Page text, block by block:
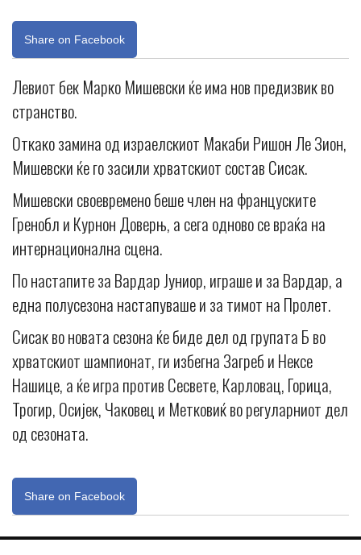
Share on Facebook
Левиот бек Марко Мишевски ќе има нов предизвик во
странство.
Откако замина од израелскиот Макаби Ришон Ле Зион,
Мишевски ќе го засили хрватскиот состав Сисак.
Мишевски своевремено беше член на француските
Гренобл и Курнон Доверњ, а сега одново се враќа на
интернационална сцена.
По настапите за Вардар Јуниор, играше и за Вардар, а
една полусезона настапуваше и за тимот на Пролет.
Сисак во новата сезона ќе биде дел од групата Б во
хрватскиот шампионат, ги избегна Загреб и Нексе
Нашице, а ќе игра против Сесвете, Карловац, Горица,
Трогир, Осијек, Чаковец и Метковиќ во регуларниот дел
од сезоната.
Share on Facebook